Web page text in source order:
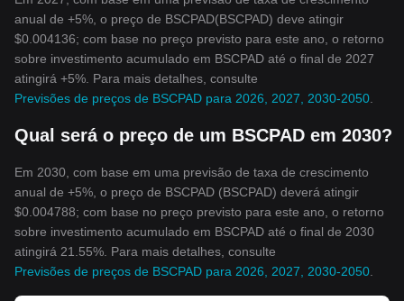
anual de +5%, o preço de BSCPAD(BSCPAD) deve atingir
$0.004136; com base no preço previsto para este ano, o retorno
sobre investimento acumulado em BSCPAD até o final de 2027
atingirá +5%. Para mais detalhes, consulte
Previsões de preços de BSCPAD para 2026, 2027, 2030-2050
Qual será o preço de um BSCPAD em 2030?
Em 2030, com base em uma previsão de taxa de crescimento
anual de +5%, o preço de BSCPAD (BSCPAD) deverá atingir
$0.004788; com base no preço previsto para este ano, o retorno
sobre investimento acumulado em BSCPAD até o final de 2030
atingirá 21.55%. Para mais detalhes, consulte
Previsões de preços de BSCPAD para 2026, 2027, 2030-2050